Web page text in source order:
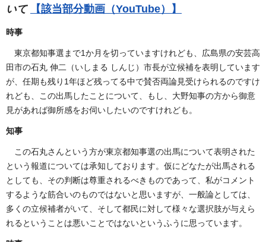
いて
【該当部分動画（YouTube）】
時事
東京都知事選まで1か月を切っていますけれども、広島県の安芸高
田市の石丸 伸二（いしまる しんじ）市長が立候補を表明しています
が、任期も残り1年ほど残ってる中で賛否両論見受けられるのですけ
れども、この出馬したことについて、もし、大野知事の方から御意
見があれば御所感をお伺いしたいのですけれども。
知事
この石丸さんという方が東京都知事選の出馬について表明された
という報道については承知しております。仮にどなたが出馬される
としても、その判断は尊重されるべきものであって、私がコメント
するような筋合いのものではないと思いますが、一般論としては、
多くの立候補者がいて、そして都民に対して様々な選択肢が与えら
れるということは悪いことではないというふうに思っています。